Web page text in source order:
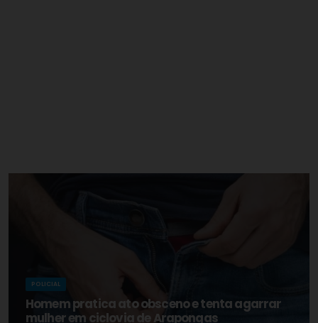
POLICIAL
Homem pratica ato obsceno e tenta agarrar
mulher em ciclovia de Arapongas